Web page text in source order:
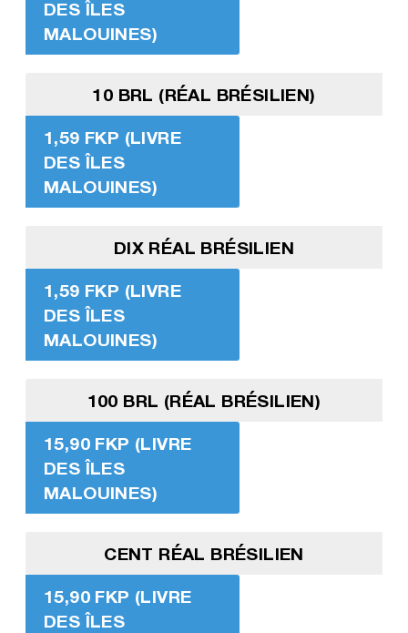
DES ÎLES
MALOUINES)
10 BRL (RÉAL BRÉSILIEN)
1,59 FKP (LIVRE
DES ÎLES
MALOUINES)
DIX RÉAL BRÉSILIEN
1,59 FKP (LIVRE
DES ÎLES
MALOUINES)
100 BRL (RÉAL BRÉSILIEN)
15,90 FKP (LIVRE
DES ÎLES
MALOUINES)
CENT RÉAL BRÉSILIEN
15,90 FKP (LIVRE
DES ÎLES